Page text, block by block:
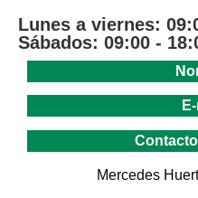
Lunes a viernes:
Sábados: 09:00 -
Mercedes